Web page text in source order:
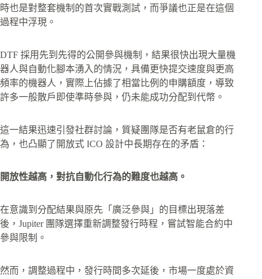
時也是對整套機制的首次實戰測試，而爭議也正是在這個
過程中浮現。
DTF 採用先到先得的公開參與機制，結果很快出現大量機
器人與自動化腳本湧入的情況，具備更快提交速度與更高
頻率的機器人，實際上佔據了相當比例的申購額度，導致
許多一般散戶即使準時參與，仍未能成功分配到代幣。
這一結果迅速引發社群討論，質疑團隊是否有老鼠倉的行
為，也凸顯了開放式 ICO 設計中長期存在的矛盾：
開放性越高，對抗自動化行為的難度也越高。
在意識到分配結果與原先「廣泛參與」的目標出現落差
後，Jupiter 團隊選擇重新調整發行時程，嘗試智能合約中
參與限制。
然而，調整過程中，發行時間多次延後，市場一度處於資